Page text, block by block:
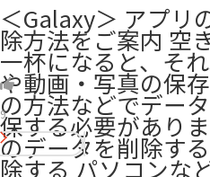
＜Galaxy＞ アプリ
除方法をご案内 空
一杯になると、そ
や動画・写真の保
の方法などでデー
保する必要があり
のデータを削除す
除する パソコンな
9